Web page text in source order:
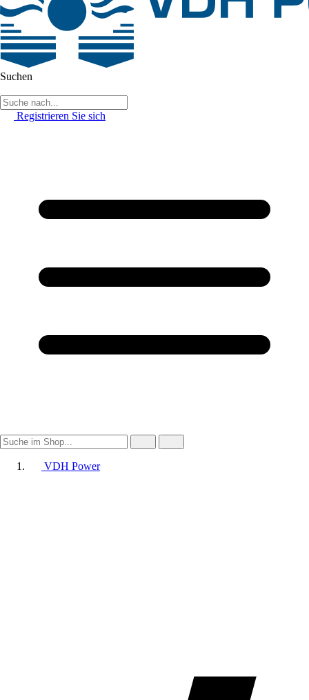
Suchen
Registrieren Sie sich
VDH Power